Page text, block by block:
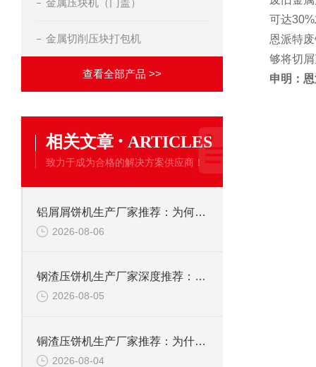
金属压块机（门盖）
金属切削压块打包机
查看全部产品 >>
相关文章 · ARTICLES
致力于成为合格的解决方案供应商！
铝屑屑饼机生产厂家推荐：为何恩派特成为金属回收行业的“隐形优选”？
2026-08-06
钢渣压饼机生产厂家深度推荐：为何恩派特成为高净值产线的优选
2026-08-05
铜渣压饼机生产厂家推荐：为什么恩派特成为众多企业的信赖？
2026-08-04
可达
恩派特
够将切
申明：